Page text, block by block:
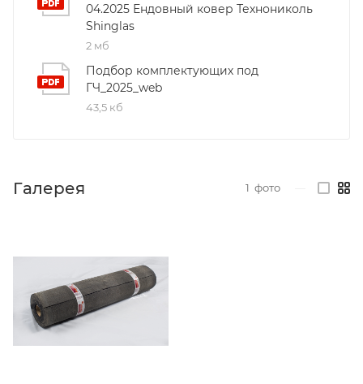
04.2025 Ендовный ковер Технониколь
Shinglas
2 мб
Подбор комплектующих под
ГЧ_2025_web
43,5 кб
Галерея 1 фото